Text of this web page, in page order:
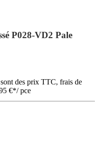
P028-VD2 Pale
des prix TTC, frais de
€*/ pce